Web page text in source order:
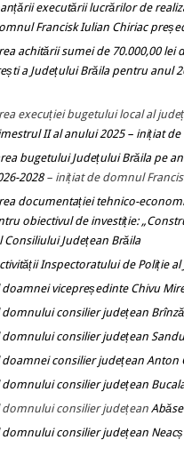
executării lucrărilor de
Francisk Iulian Chiriac
achitării sumei de 70.000,00
a Județului Brăila pentru anul
execuției bugetului local al
II al anului2025 – inițiat
bugetului Județului Brăila pe
2028 – inițiat de domnul
documentației tehnico-
obiectivul de investiție:
Județean Brăila
Inspectoratului de Poliție
vicepreședinte Chivu
domnului consilier județean
domnului consilier județean
consilier județean Anton
domnului consilier județean
domnului consilier județean
consilier județean